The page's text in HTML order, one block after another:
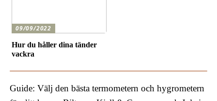
09/09/2022
Hur du håller dina tänder
vackra
Guide: Välj den bästa termometern och hygrometern